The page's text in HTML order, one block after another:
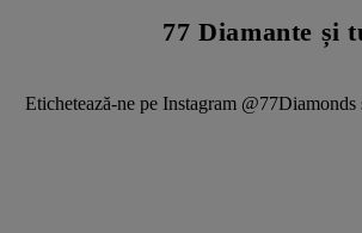
77 Diamante și
Etichetează-ne pe Instagram